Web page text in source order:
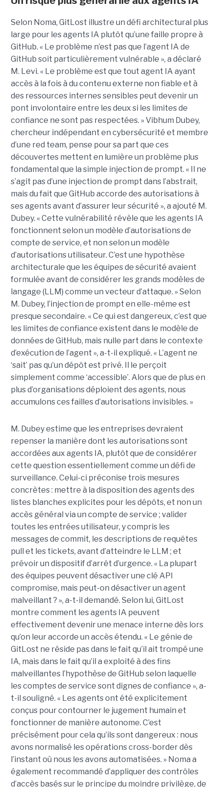
Selon Noma, GitLost illustre un défi architectural plus
large pour les agents IA plutôt qu’une faille propre à
GitHub. « Le problème n’est pas que l’agent IA de
GitHub soit particulièrement vulnérable », a déclaré
M. Levi. « Le problème est que tout agent IA ayant
accès à la fois à du contenu externe non fiable et à
des ressources internes sensibles peut devenir un
pont involontaire entre les deux si les limites de
confiance ne sont pas respectées. » Vibhum Dubey,
chercheur indépendant en cybersécurité et membre
d’une red team, pense pour sa part que ces
découvertes mettent en lumière un problème plus
fondamental que la simple injection de prompt. « Il ne
s’agit pas d’une injection de prompt dans l’abstrait,
mais du fait que GitHub accorde des autorisations à
ses agents avant d’assurer leur sécurité », a ajouté M.
Dubey. « Cette vulnérabilité révèle que les agents IA
fonctionnent selon un modèle d’autorisations de
compte de service, et non selon un modèle
d’autorisations utilisateur. C’est une hypothèse
architecturale que les équipes de sécurité avaient
formulée avant de considérer les grands modèles de
langage (LLM) comme un vecteur d’attaque. » Selon
M. Dubey, l’injection de prompt en elle-même est
presque secondaire. « Ce qui est dangereux, c’est que
les limites de confiance existent dans le modèle de
données de GitHub, mais nulle part dans le contexte
d’exécution de l’agent », a-t-il expliqué. « L’agent ne
‘sait’ pas qu’un dépôt est privé. Il le perçoit
simplement comme ‘accessible’. Alors que de plus en
plus d’organisations déploient des agents, nous
accumulons ces failles d’autorisations invisibles. »
M. Dubey estime que les entreprises devraient
repenser la manière dont les autorisations sont
accordées aux agents IA, plutôt que de considérer
cette question essentiellement comme un défi de
surveillance. Celui-ci préconise trois mesures
concrètes : mettre à la disposition des agents des
listes blanches explicites pour les dépôts, et non un
accès général via un compte de service ; valider
toutes les entrées utilisateur, y compris les
messages de commit, les descriptions de requêtes
pull et les tickets, avant d’atteindre le LLM ; et
prévoir un dispositif d’arrêt d’urgence. « La plupart
des équipes peuvent désactiver une clé API
compromise, mais peut-on désactiver un agent
malveillant ? », a-t-il demandé. Selon lui, GitLost
montre comment les agents IA peuvent
effectivement devenir une menace interne dès lors
qu’on leur accorde un accès étendu. « Le génie de
GitLost ne réside pas dans le fait qu’il ait trompé une
IA, mais dans le fait qu’il a exploité à des fins
malveillantes l’hypothèse de GitHub selon laquelle
les comptes de service sont dignes de confiance », a-
t-il souligné. « Les agents ont été explicitement
conçus pour contourner le jugement humain et
fonctionner de manière autonome. C’est
précisément pour cela qu’ils sont dangereux : nous
avons normalisé les opérations cross-border dès
l’instant où nous les avons automatisées. » Noma a
également recommandé d’appliquer des contrôles
d’accès basés sur le principe du moindre privilège, de